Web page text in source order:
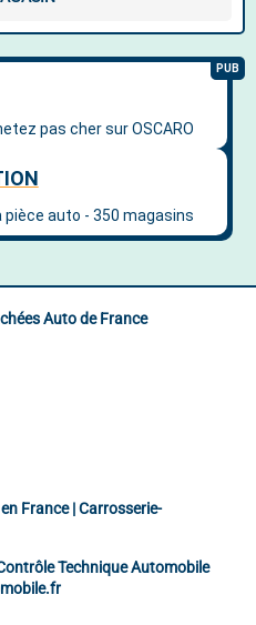
Auto de France
France | Carrosserie-
Technique Automobile